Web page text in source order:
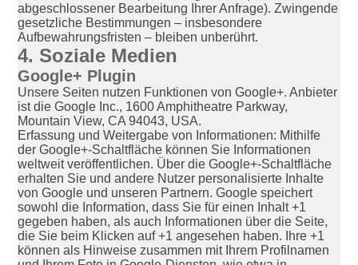
abgeschlossener Bearbeitung Ihrer Anfrage). Zwingende
gesetzliche Bestimmungen – insbesondere
Aufbewahrungsfristen – bleiben unberührt.
4. Soziale Medien
Google+ Plugin
Unsere Seiten nutzen Funktionen von Google+. Anbieter
ist die Google Inc., 1600 Amphitheatre Parkway,
Mountain View, CA 94043, USA.
Erfassung und Weitergabe von Informationen: Mithilfe
der Google+-Schaltfläche können Sie Informationen
weltweit veröffentlichen. Über die Google+-Schaltfläche
erhalten Sie und andere Nutzer personalisierte Inhalte
von Google und unseren Partnern. Google speichert
sowohl die Information, dass Sie für einen Inhalt +1
gegeben haben, als auch Informationen über die Seite,
die Sie beim Klicken auf +1 angesehen haben. Ihre +1
können als Hinweise zusammen mit Ihrem Profilnamen